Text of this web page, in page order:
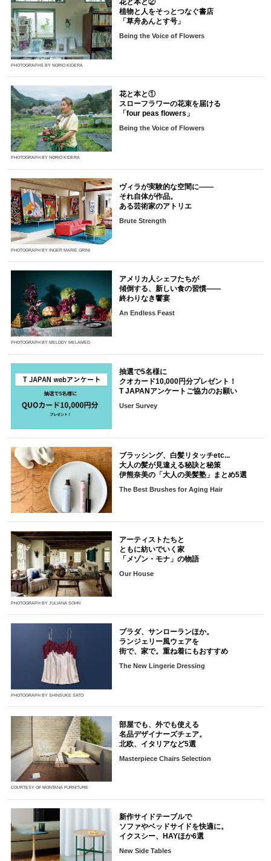
PHOTOGRAPHS BY NORIO KIDERA
花と本と②
植物と人をそっとつなぐ書店
「草舟あんとす号」
Being the Voice of Flowers
PHOTOGRAPH BY NORIO KIDERA
花と本と①
スローフラワーの花束を届ける
「four peas flowers」
Being the Voice of Flowers
PHOTOGRAPH BY INGER MARIE GRINI
ヴィラが実験的な空間に――
それ自体が作品。
ある芸術家のアトリエ
Brute Strength
PHOTOGRAPH BY MELODY MELAMED
アメリカ人シェフたちが
傾倒する、新しい食の習慣――
終わりなき饗宴
An Endless Feast
抽選で5名様に
クオカード10,000円分プレゼント！
T JAPANアンケートご協力のお願い
User Survey
ブラッシング、白髪リタッチetc...
大人の髪が見違える秘訣と秘策
伊熊奈美の「大人の美髪塾」まとめ5選
The Best Brushes for Aging Hair
PHOTOGRAPH BY JULIANA SOHN
アーティストたちと
ともに紡いでいく家
「メゾン・モナ」の物語
Our House
PHOTOGRAPH BY SHINSUKE SATO
プラダ、サンローランほか。
ランジェリー風ウェアを
街で、家で。重ね着にもおすすめ
The New Lingerie Dressing
COURTESY OF MONTANA FURNITURE
部屋でも、外でも使える
名品デザイナーズチェア。
北欧、イタリアなど5選
Masterpiece Chairs Selection
新作サイドテーブルで
ソファやベッドサイドを快適に。
イクスシー、HAYほか6選
New Side Tables